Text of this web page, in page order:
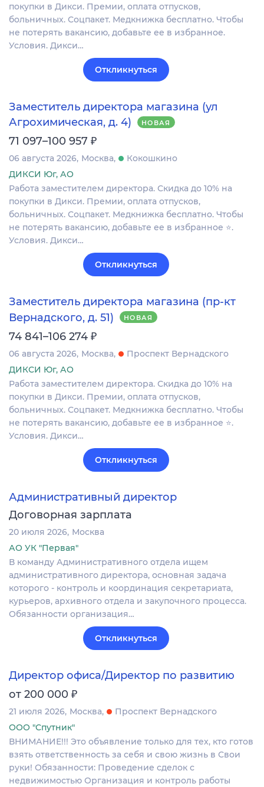
покупки в Дикси. Премии, оплата отпусков,
больничных. Соцпакет. Медкнижка бесплатно. Чтобы
не потерять вакансию, добавьте ее в избранное.
Условия. Дикси…
Откликнуться
Заместитель директора магазина (ул
Агрохимическая, д. 4)
НОВАЯ
71 097–100 957 ₽
06 августа 2026 Москва
Кокошкино
ДИКСИ Юг, АО
Работа заместителем директора. Скидка до 10% на
покупки в Дикси. Премии, оплата отпусков,
больничных. Соцпакет. Медкнижка бесплатно. Чтобы
не потерять вакансию, добавьте ее в избранное ⭐.
Условия. Дикси…
Откликнуться
Заместитель директора магазина (пр-кт
Вернадского, д. 51)
НОВАЯ
74 841–106 274 ₽
06 августа 2026 Москва
Проспект Вернадского
ДИКСИ Юг, АО
Работа заместителем директора. Скидка до 10% на
покупки в Дикси. Премии, оплата отпусков,
больничных. Соцпакет. Медкнижка бесплатно. Чтобы
не потерять вакансию, добавьте ее в избранное ⭐.
Условия. Дикси…
Откликнуться
Административный директор
Договорная зарплата
20 июля 2026 Москва
АО УК "Первая"
В команду Административного отдела ищем
административного директора, основная задача
которого - контроль и координация секретариата,
курьеров, архивного отдела и закупочного процесса.
Обязанности организация…
Откликнуться
Директор офиса/Директор по развитию
от 200 000 ₽
21 июля 2026 Москва
Проспект Вернадского
ООО "Спутник"
ВНИМАНИЕ!!! Это объявление только для тех, кто готов
взять ответственность за себя и свою жизнь в Свои
руки! Обязанности: Проведение сделок с
недвижимостью Организация и контроль работы